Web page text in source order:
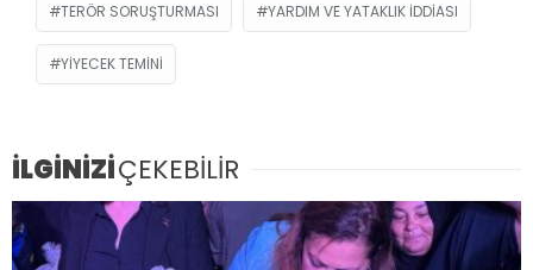
TERÖR SORUŞTURMASI YARDIM VE YATAKLIK IDDIASI
YIYECEK TEMINI
İLGİNİZİÇEKEBİLİR